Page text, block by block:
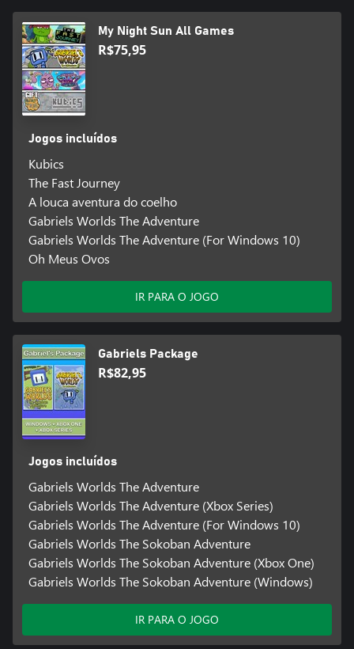
My Night Sun All Games
R$75,95
Jogos incluídos
Kubics
The Fast Journey
A louca aventura do coelho
Gabriels Worlds The Adventure
Gabriels Worlds The Adventure (For Windows 10)
Oh Meus Ovos
IR PARA O JOGO
Gabriels Package
R$82,95
Jogos incluídos
Gabriels Worlds The Adventure
Gabriels Worlds The Adventure (Xbox Series)
Gabriels Worlds The Adventure (For Windows 10)
Gabriels Worlds The Sokoban Adventure
Gabriels Worlds The Sokoban Adventure (Xbox One)
Gabriels Worlds The Sokoban Adventure (Windows)
IR PARA O JOGO